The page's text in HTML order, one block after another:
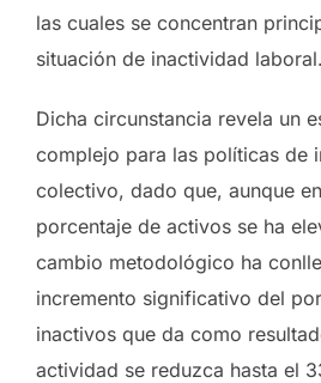
las cuales se concentran
situación de inactividad laboral.
Dicha circunstancia revela un
complejo para las políticas de
colectivo, dado que, aunque
porcentaje de activos se ha
cambio metodológico ha
incremento significativo del
inactivos que da como
actividad se reduzca hasta el